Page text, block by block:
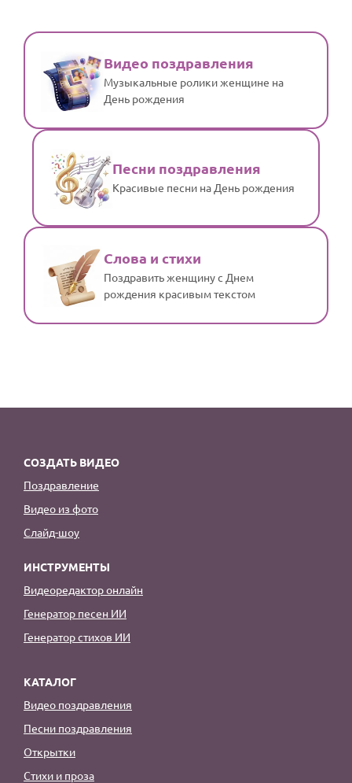
Видео поздравления
Музыкальные ролики женщине на
День рождения
Песни поздравления
Красивые песни на День рождения
Слова и стихи
Поздравить женщину с Днем
рождения красивым текстом
СОЗДАТЬ ВИДЕО
Поздравление
Видео из фото
Слайд-шоу
ИНСТРУМЕНТЫ
Видеоредактор онлайн
Генератор песен ИИ
Генератор стихов ИИ
КАТАЛОГ
Видео поздравления
Песни поздравления
Открытки
Стихи и проза